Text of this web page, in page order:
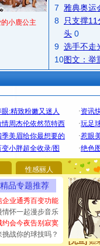
小鹿公主
7
雅典奥运
8
只支撑
头 0
9 选手不走
10图文：举
性感丽人
精品专题推荐
企业通秀百变功能
情怀一起漫步音乐
约会今夜告别寂寞
挑战你的球技吗？
[圣诞节]
你太多
要平安
[圣诞节]
都要快乐
[圣诞节]
如意,快
[元旦] 看
断电。爱
你是我专
[元旦]如